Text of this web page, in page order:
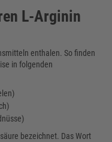
L-Arginin
enthalen. So finden
in folgenden
bezeichnet. Das Wort